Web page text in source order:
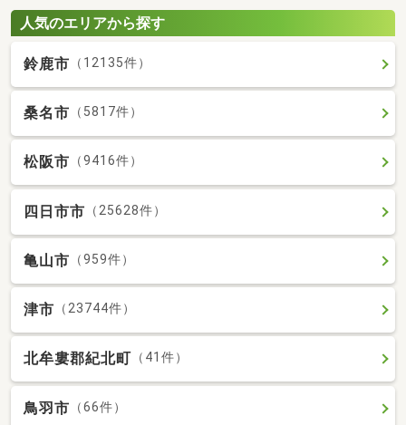
人気のエリアから探す
鈴鹿市 （12135件）
桑名市 （5817件）
松阪市 （9416件）
四日市市 （25628件）
亀山市 （959件）
津市 （23744件）
北牟婁郡紀北町 （41件）
鳥羽市 （66件）